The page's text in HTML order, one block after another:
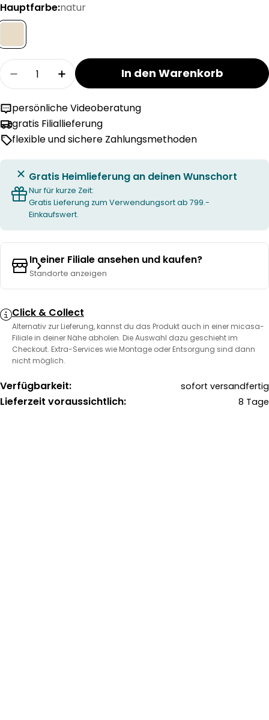
Hauptfarbe:natur
Menge
Menge für MAREN Salontisch verringern
Menge für MAREN Salontisch erhöhen
In den Warenkorb
persönliche Videoberatung
gratis Filiallieferung
flexible und sichere Zahlungsmethoden
Gratis Heimlieferung an deinen Wunschort
Nur für kurze Zeit:
Gratis Lieferung zum Verwendungsort ab 799.-
Einkaufswert.
In einer Filiale ansehen und kaufen?
Standorte anzeigen
Click & Collect
Alternativ zur Lieferung, kannst du das Produkt auch in einer micasa-
Filiale in deiner Nähe abholen. Die Auswahl dazu geschieht im
Checkout. Extra-Services wie Montage oder Entsorgung sind dann
nicht möglich.
Verfügbarkeit: sofort versandfertig
Lieferzeit voraussichtlich: 8 Tage